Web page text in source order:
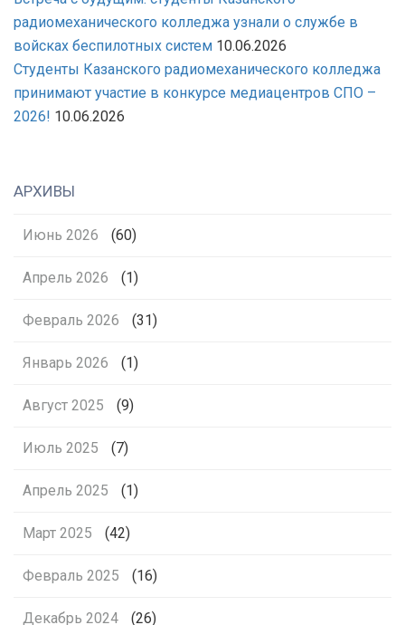
радиомеханического колледжа узнали о службе в
войсках беспилотных систем 10.06.2026
Студенты Казанского радиомеханического колледжа
принимают участие в конкурсе медиацентров СПО –
2026! 10.06.2026
АРХИВЫ
Июнь 2026 (60)
Апрель 2026 (1)
Февраль 2026 (31)
Январь 2026 (1)
Август 2025 (9)
Июль 2025 (7)
Апрель 2025 (1)
Март 2025 (42)
Февраль 2025 (16)
Декабрь 2024 (26)